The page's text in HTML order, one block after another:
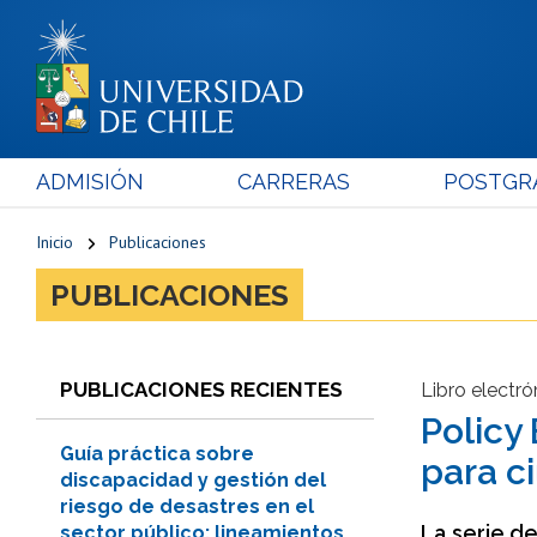
ADMISIÓN CARRERAS
Inicio Publicaciones
PUBLICACIONES
PUBLICACIONES RECIENTES
Guía práctica sobre
discapacidad y gestión del
riesgo de desastres en el
sector público: lineamientos
Libro
Policy
para